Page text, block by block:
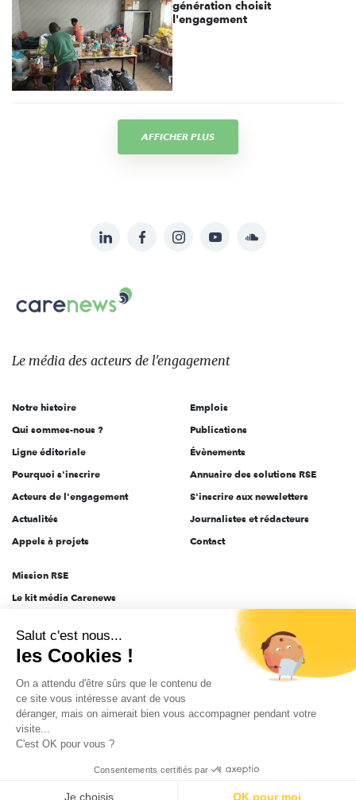
génération choisit
l'engagement
AFFICHER PLUS
sur:
LinkedInFacebookInstagramYouTubeSoundcloud
Carenews,
Le
des
l'engagement
Le média des acteurs de l'engagement
Notre histoire
Qui sommes-nous ?
Ligne éditoriale
Pourquoi s'inscrire
Acteurs de l'engagement
Actualités
Appels à projets
Emplois
Publications
Évènements
Annuaire des solutions RSE
S'inscrire aux newsletters
Journalistes et rédacteurs
Contact
Mission RSE
Le kit média Carenews
AEF info
Novethic
PRODURABLE
Inclusiv Day
Données personnelles Mentions légales 2025-2026 Tout droits réservés
Salut c'est nous...
les Cookies !
On a attendu d'être sûrs que le contenu de
ce site vous intéresse avant de vous
déranger, mais on aimerait bien vous accompagner pendant votre
visite...
C'est OK pour vous ?
Consentements certifiés par
Je choisis OK pour moi